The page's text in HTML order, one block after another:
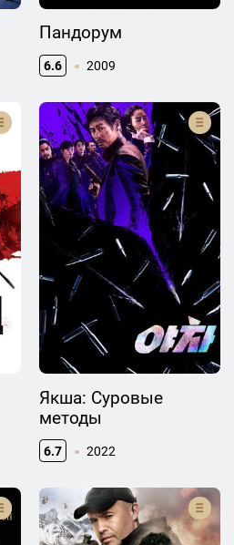
Пандорум
6.6 2009
Якша: Суровые
методы
6.7 2022